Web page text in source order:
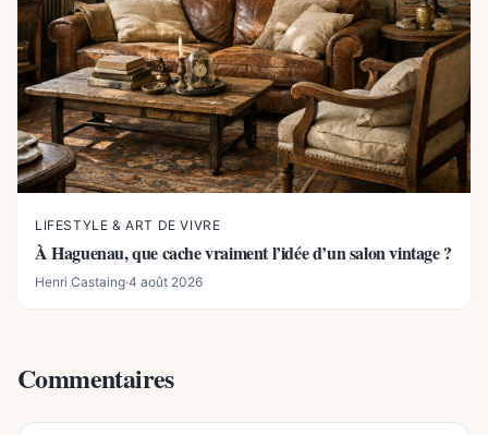
LIFESTYLE & ART DE VIVRE
À Haguenau, que cache vraiment l’idée d’un salon vintage ?
Henri Castaing·4 août 2026
Commentaires